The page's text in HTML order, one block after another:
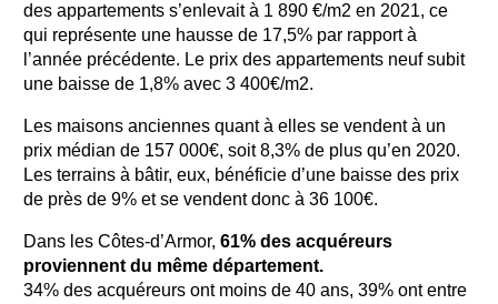
des appartements s’enlevait à 1 890 €/m2 en 2021, ce
qui représente une hausse de 17,5% par rapport à
l’année précédente. Le prix des appartements neuf subit
une baisse de 1,8% avec 3 400€/m2.
Les maisons anciennes quant à elles se vendent à un
prix médian de 157 000€, soit 8,3% de plus qu’en 2020.
Les terrains à bâtir, eux, bénéficie d’une baisse des prix
de près de 9% et se vendent donc à 36 100€.
Dans les Côtes-d’Armor, 61% des acquéreurs
proviennent du même département.
34% des acquéreurs ont moins de 40 ans, 39% ont entre